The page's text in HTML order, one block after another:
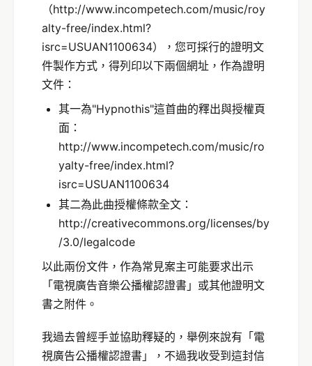
（http://www.incompetech.com/music/roy
alty-free/index.html?
isrc=USUAN1100634），您可採行的證明文
件製作方式，得列印以下兩個網址，作為證明
文件：
其一為"Hypnothis"這首曲的釋出與授權頁
面：
http://www.incompetech.com/music/ro
yalty-free/index.html?
isrc=USUAN1100634
其二為此曲授權條款全文：
http://creativecommons.org/licenses/by
/3.0/legalcode
以此兩份文件，作為常見案主可能要求出示
「電視廣告音樂公播權認證書」或其他證明文
書之附件。
我過去曾經手並協助釋疑的，舉例來說有「電
視廣告公播權認證書」，不過我收受到這封信